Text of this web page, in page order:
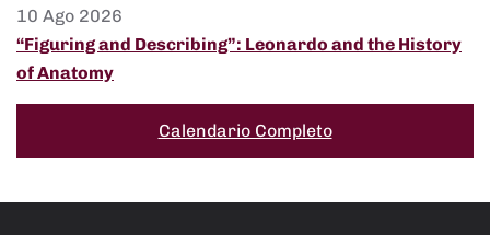
10 Ago 2026
“Figuring and Describing”: Leonardo and the History
of Anatomy
Calendario Completo